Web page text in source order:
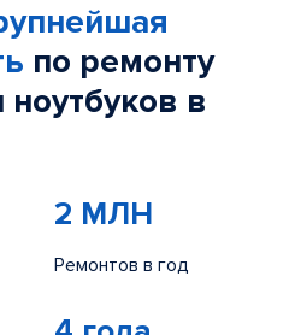
по ремонту
в
2 МЛН
Ремонтов в год